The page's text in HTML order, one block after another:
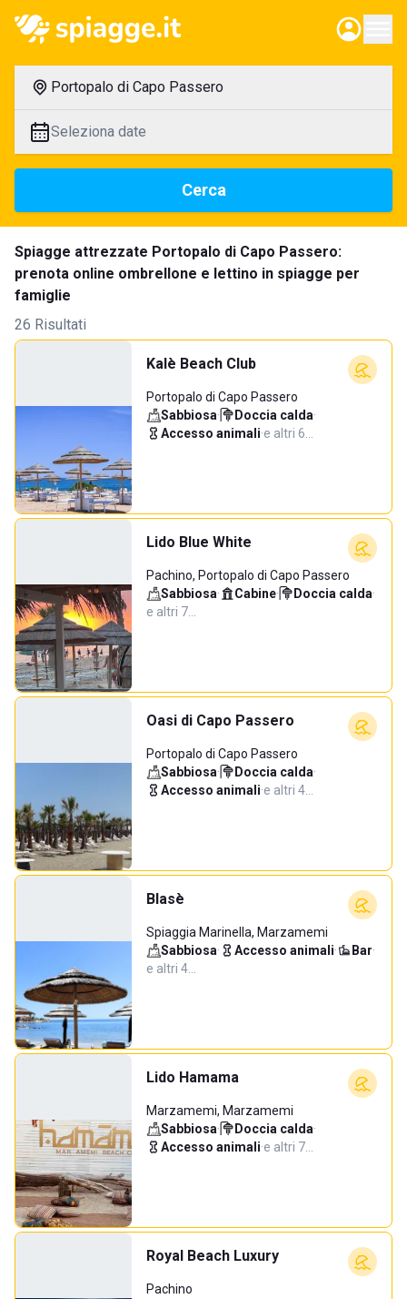
Portopalo di Capo Passero
Seleziona date
Cerca
Spiagge attrezzate Portopalo di Capo Passero:
prenota online ombrellone e lettino in spiagge per
famiglie
26 Risultati
Kalè Beach Club
Portopalo di Capo Passero
Sabbiosa· Doccia calda·
Accesso animali·e altri 6…
Lido Blue White
Pachino, Portopalo di Capo Passero
Sabbiosa· Cabine· Doccia calda·
e altri 7…
Oasi di Capo Passero
Portopalo di Capo Passero
Sabbiosa· Doccia calda·
Accesso animali·e altri 4…
Blasè
Spiaggia Marinella, Marzamemi
Sabbiosa· Accesso animali· Bar·
e altri 4…
Lido Hamama
Marzamemi, Marzamemi
Sabbiosa· Doccia calda·
Accesso animali·e altri 7…
Royal Beach Luxury
Pachino